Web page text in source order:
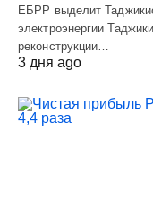
ЕБРР выделит
электроэнергии
реконструкции…
3 дня ago